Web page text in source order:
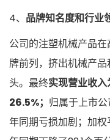
4、 品牌知名度和行业
公司的注塑机械产品
牌前列，挤出机械产
头。最终实现营业收
26.5%； 归属于上市
年同期亏损加剧；加